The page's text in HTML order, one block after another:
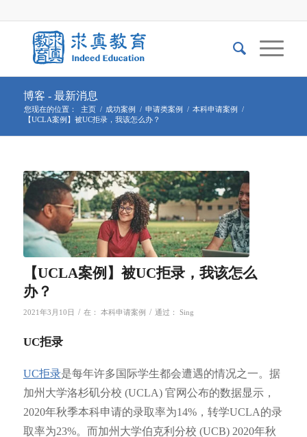
博客 - 最新消息
您现在的位置： 主页 / 成功案例 / 申请类案例 / 本科申请案例 /
【UCLA案例】被UC拒录，我该怎么办？
【UCLA案例】被UC拒录，我该怎么
办？
2021年3月10日 / 在： 本科申请案例 / 通过： Sing
UC拒录
UC拒录是每年许多国际学生都会遭遇的情况之一。据
加州大学洛杉矶分校 (UCLA) 官网公布的数据显示，
2020年秋季本科申请的录取率为14%，转学UCLA的录
取率为23%。而加州大学伯克利分校 (UCB) 2020年秋